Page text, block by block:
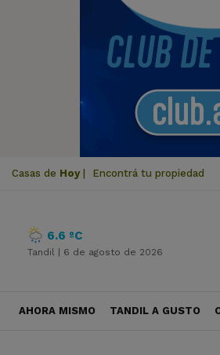
Casas de Hoy Encontrá tu propiedad
6.6 ºC
Tandil | 6 de agosto de 2026
AHORA MISMO TANDIL A GUSTO